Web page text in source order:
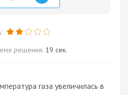
решения: 19 сек.
газа увеличилась в